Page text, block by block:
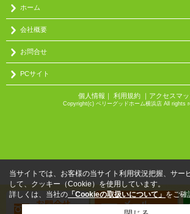
ホーム
会社概要
お問合せ
PCサイト
個人情報 利用規約｜ アクセスマ
Copyright(c) ベリーグッドホーム横浜店 All rights
当サイトでは、お客様の当サイト利用状況把握、サー
して、クッキー（Cookie）を使用しています。
詳しくは、当社の 「Cookieの取扱いについて」 をご確